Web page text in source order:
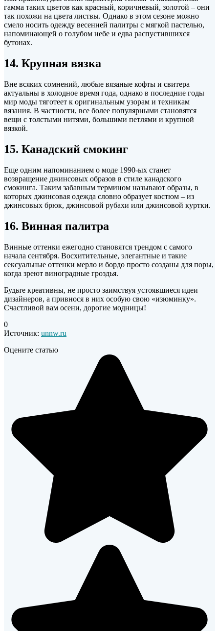
гамма таких цветов как красный, коричневый, золотой – они
так похожи на цвета листвы. Однако в этом сезоне можно
смело носить одежду весенней палитры с мягкой пастелью,
напоминающей о голубом небе и едва распустившихся
бутонах.
14. Крупная вязка
Вне всяких сомнений, любые вязаные кофты и свитера
актуальны в холодное время года, однако в последние годы
мир моды тяготеет к оригинальным узорам и техникам
вязания. В частности, все более популярными становятся
вещи с толстыми нитями, большими петлями и крупной
вязкой.
15. Канадский смокинг
Еще одним напоминанием о моде 1990-ых станет
возвращение джинсовых образов в стиле канадского
смокинга. Таким забавным термином называют образы, в
которых джинсовая одежда словно образует костюм – из
джинсовых брюк, джинсовой рубахи или джинсовой куртки.
16. Винная палитра
Винные оттенки ежегодно становятся трендом с самого
начала сентября. Восхитительные, элегантные и такие
сексуальные оттенки мерло и бордо просто созданы для поры,
когда зреют виноградные гроздья.
Будьте креативны, не просто заимствуя устоявшиеся идеи
дизайнеров, а привнося в них особую свою «изюминку».
Счастливой вам осени, дорогие модницы!
0
Источник: unnw.ru
Оцените статью